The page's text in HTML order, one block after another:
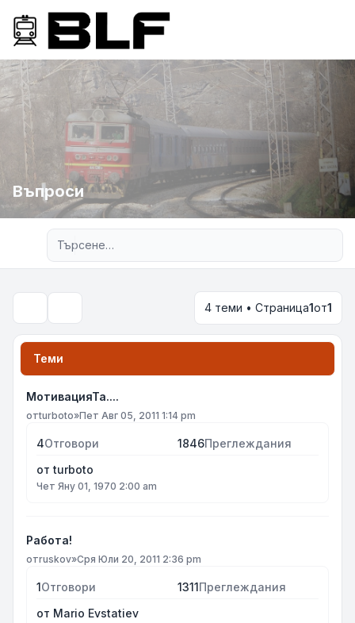
Въпроси
4 теми • Страница1от1
Теми
МотивацияТа....
отturboto»Пет Авг 05, 2011 1:14 pm
4Отговори 1846Преглеждания
отturboto
Чет Яну 01, 1970 2:00 am
Работа!
отruskov»Сря Юли 20, 2011 2:36 pm
1Отговори 1311Преглеждания
от Mario Evstatiev